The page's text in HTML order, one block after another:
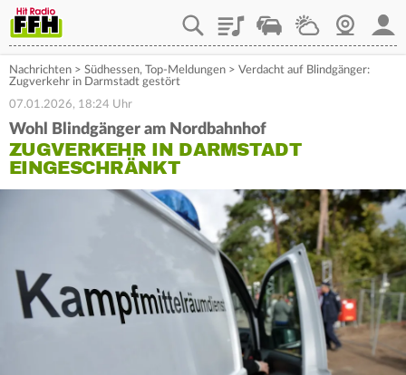
PlaylistStaupilotWetterWebcam
Nachrichten > Südhessen, Top-Meldungen > Verdacht auf Blindgänger:
Zugverkehr in Darmstadt gestört
07.01.2026, 18:24 Uhr
Wohl Blindgänger am Nordbahnhof
ZUGVERKEHR IN DARMSTADT
EINGESCHRÄNKT